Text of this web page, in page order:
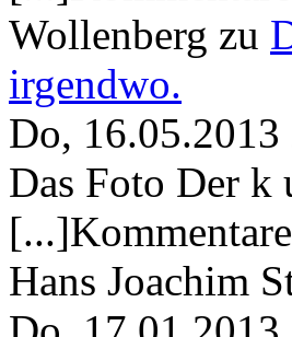
Wollenberg zu
irgendwo.
Do, 16.05.2013
Das Foto Der k
Hans Joachim